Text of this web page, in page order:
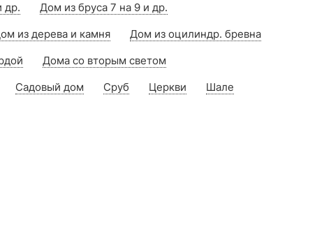
др.
Дом из бруса 7 на 9 и др.
из дерева и камня
Дом из оцилиндр. бревна
Дома со вторым светом
Садовый дом Сруб Церкви
Шале